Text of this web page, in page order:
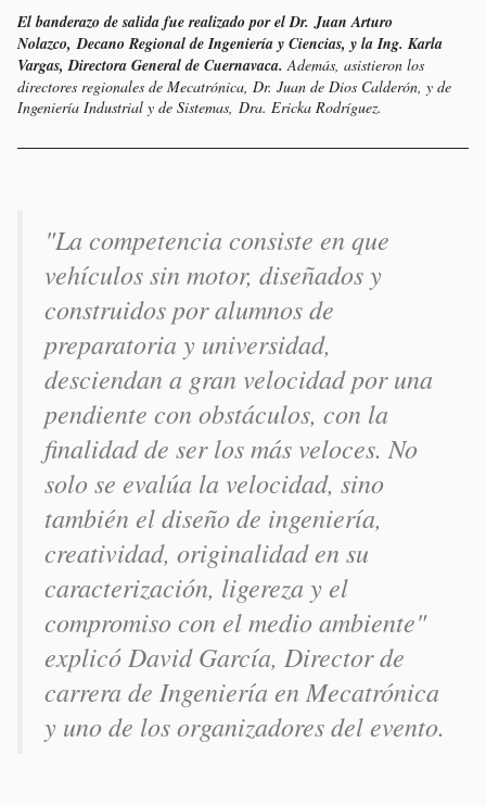
El banderazo de salida fue realizado por el Dr. Juan Arturo
Nolazco, Decano Regional de Ingeniería y Ciencias, y la Ing. Karla
Vargas, Directora General de Cuernavaca. Además, asistieron los
directores regionales de Mecatrónica, Dr. Juan de Dios Calderón, y de
Ingeniería Industrial y de Sistemas, Dra. Ericka Rodríguez.
"La competencia consiste en que
vehículos sin motor, diseñados y
construidos por alumnos de
preparatoria y universidad,
desciendan a gran velocidad por una
pendiente con obstáculos, con la
finalidad de ser los más veloces. No
solo se evalúa la velocidad, sino
también el diseño de ingeniería,
creatividad, originalidad en su
caracterización, ligereza y el
compromiso con el medio ambiente"
explicó David García, Director de
carrera de Ingeniería en Mecatrónica
y uno de los organizadores del evento.